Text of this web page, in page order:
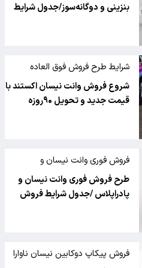
بنزینی و دوگانه‌سوز/جدول شرایط
شرایط طرح فروش فوق العاده
محصولات سایپا
شروع فروش وانت نیسان اکستند با
قیمت جدید و تحویل ۹۰روزه
فروش فوری وانت نیسان و
پادراپلاس
طرح فروش فوری وانت نیسان و
پادراپلاس /جدول شرایط فروش
فروش پیکاپ دوکابین نیسان ناوارا